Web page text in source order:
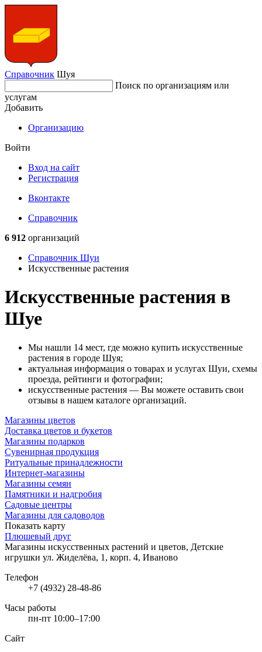
Справочник Шуя
Поиск по организациям или
услугам
Добавить
Организацию
Войти
Вход на сайт
Регистрация
Вконтакте
Справочник
6 912 организаций
Справочник Шуи
Искусственные растения
Искусственные растения в
Шуе
Мы нашли 14 мест, где можно купить искусственные
растения в городе Шуя;
актуальная информация о товарах и услугах Шуи, схемы
проезда, рейтинги и фотографии;
искусственные растения — Вы можете оставить свои
отзывы в нашем каталоге организаций.
Магазины цветов
Доставка цветов и букетов
Магазины подарков
Сувенирная продукция
Ритуальные принадлежности
Интернет-магазины
Магазины семян
Памятники и надгробия
Садовые центры
Магазины для садоводов
Показать карту
Плюшевый друг
Магазины искусственных растений и цветов, Детские
игрушки ул. Жиделёва, 1, корп. 4, Иваново
Телефон
+7 (4932) 28-48-86
Часы работы
пн-пт 10:00–17:00
Сайт